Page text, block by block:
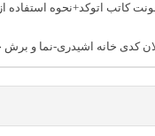
کاتب اتوکد+نحوه استفاده
کدی خانه اشیدری-نما و